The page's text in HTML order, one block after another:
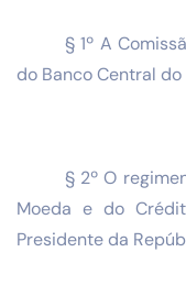
§ 1º A
do Banco Central do
§ 2º O
Moeda e do
Presidente da